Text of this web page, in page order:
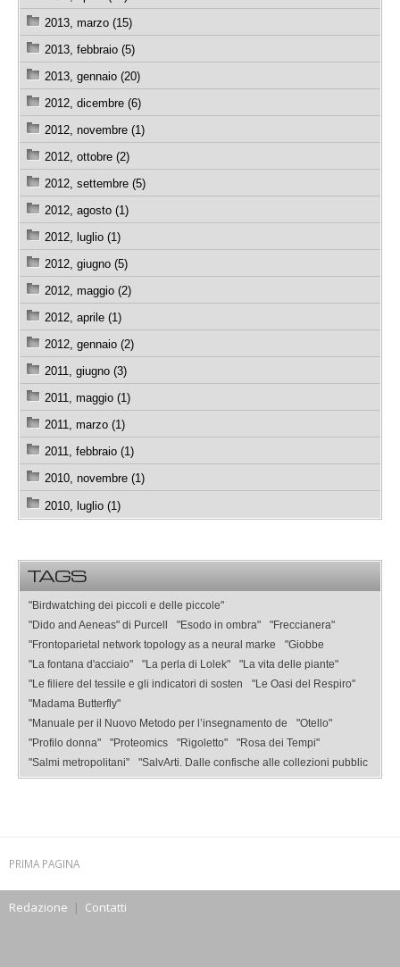
2013, marzo (15)
2013, febbraio (5)
2013, gennaio (20)
2012, dicembre (6)
2012, novembre (1)
2012, ottobre (2)
2012, settembre (5)
2012, agosto (1)
2012, luglio (1)
2012, giugno (5)
2012, maggio (2)
2012, aprile (1)
2012, gennaio (2)
2011, giugno (3)
2011, maggio (1)
2011, marzo (1)
2011, febbraio (1)
2010, novembre (1)
2010, luglio (1)
TAGS
"Birdwatching dei piccoli e delle piccole"
"Dido and Aeneas" di Purcell
"Esodo in ombra"
"Freccianera"
"Frontoparietal network topology as a neural marke
"Giobbe
"La fontana d'acciaio"
"La perla di Lolek"
"La vita delle piante"
"Le filiere del tessile e gli indicatori di sosten
"Le Oasi del Respiro"
"Madama Butterfly"
"Manuale per il Nuovo Metodo per l’insegnamento de
"Otello"
"Profilo donna"
"Proteomics "Rigoletto"
"Rosa dei Tempi"
"Salmi metropolitani"
"SalvArti. Dalle confische alle collezioni pubblic
PRIMA PAGINA
Redazione | Contatti